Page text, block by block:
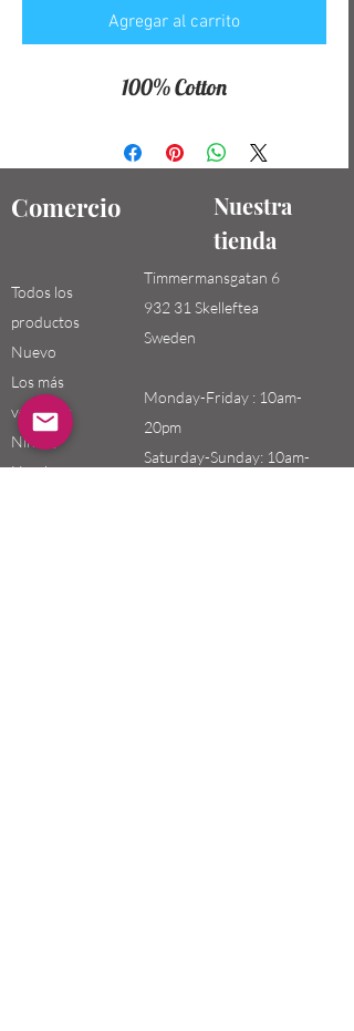
Agregar al carrito
100% Cotton
Comercio
Nuestra
tienda
Todos los
productos
Nuevo
Los más
vendidos
Niños /
Hombres
Timmermansgatan 6
932 31 Skelleftea
Sweden
Monday-Friday : 10am-
20pm
Saturday-Sunday: 10am-